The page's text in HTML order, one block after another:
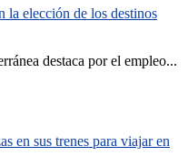
la elección de los destinos
destaca por el empleo...
en sus trenes para viajar en